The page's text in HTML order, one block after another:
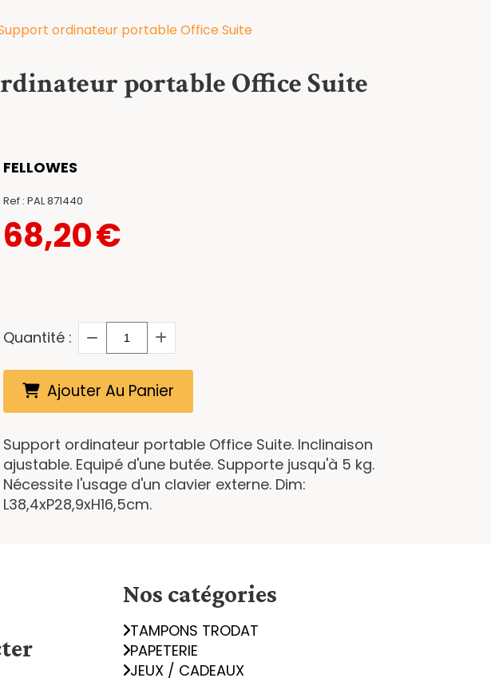
Support ordinateur portable Office Suite
portable Office Suite
FELLOWES
Ref : PAL 871440
68,20€
Quantité :
Ajouter Au Panier
Support ordinateur portable Office Suite. Inclinaison
ajustable. Equipé d'une butée. Supporte jusqu'à 5 kg.
Nécessite l'usage d'un clavier externe. Dim:
L38,4xP28,9xH16,5cm.
Nos catégories
TAMPONS TRODAT
PAPETERIE
JEUX / CADEAUX